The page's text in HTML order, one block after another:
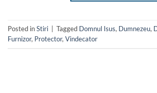
Posted inStiri Tagged Domnul Isus, Dumnezeu,
Furnizor, Protector, Vindecator